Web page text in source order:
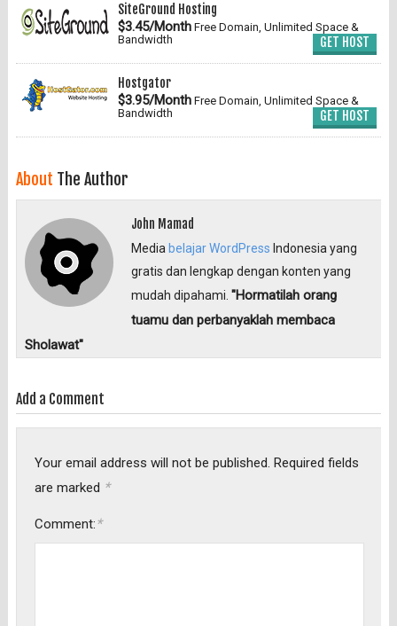
SiteGround Hosting
$3.45/MonthFree Domain, Unlimited Space &
Bandwidth
GET HOST
Hostgator
$3.95/MonthFree Domain, Unlimited Space &
Bandwidth
GET HOST
About The Author
John Mamad
Media belajar WordPress Indonesia yang
gratis dan lengkap dengan konten yang
mudah dipahami."Hormatilah orang
tuamu dan perbanyaklah membaca
Sholawat"
Add a Comment
Your email address will not be published. Required fields
are marked *
Comment:*